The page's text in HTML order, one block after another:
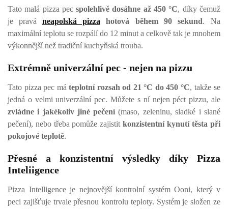
Tato malá pizza pec spolehlivě dosáhne až 450 °C, díky čemuž
je pravá neapolská pizza hotová během 90 sekund. Na
maximální teplotu se rozpálí do 12 minut a celkově tak je mnohem
výkonnější než tradiční kuchyňská trouba.
Extrémně univerzální pec - nejen na pizzu
Tato pizza pec má teplotní rozsah od 21 °C do 450 °C, takže se
jedná o velmi univerzální pec. Můžete s ní nejen péct pizzu, ale
zvládne i jakékoliv jiné pečení(maso, zeleninu, sladké i slané
pečení), nebo třeba pomůže zajistit konzistentní kynutí těsta při
pokojové teplotě.
Přesné a konzistentní výsledky díky Pizza
Inteliigence
Pizza Intelligence je nejnovější kontrolní systém Ooni, který v
peci zajišťuje trvale přesnou kontrolu teploty. Systém je složen ze